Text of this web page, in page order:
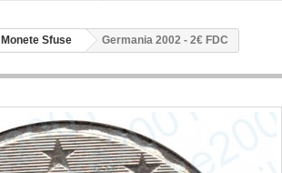
Monete Sfuse Germania 2002 - 2€ FDC